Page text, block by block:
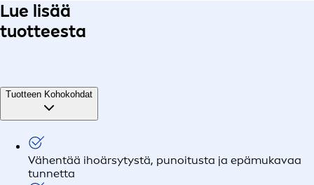
Lue lisää
tuotteesta
Tuotteen Kohokohdat
Vähentää ihoärsytystä, punoitusta ja epämukavaa
tunnetta